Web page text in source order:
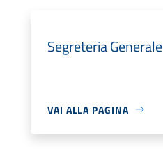
Segreteria Generale
VAI ALLA PAGINA